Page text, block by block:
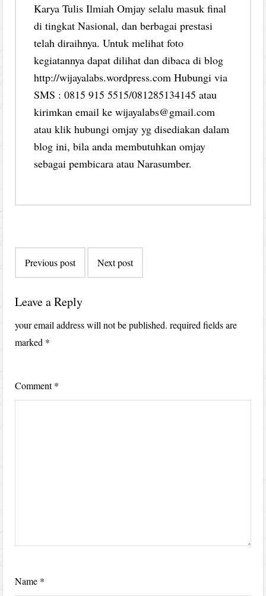
Karya Tulis Ilmiah Omjay selalu masuk final
di tingkat Nasional, dan berbagai prestasi
telah diraihnya. Untuk melihat foto
kegiatannya dapat dilihat dan dibaca di blog
http://wijayalabs.wordpress.com Hubungi via
SMS : 0815 915 5515/081285134145 atau
kirimkan email ke wijayalabs@gmail.com
atau klik hubungi omjay yg disediakan dalam
blog ini, bila anda membutuhkan omjay
sebagai pembicara atau Narasumber.
navigation
Previous post Next post
Leave a Reply
your email address will not be published. required fields are
marked *
Comment*
Name *